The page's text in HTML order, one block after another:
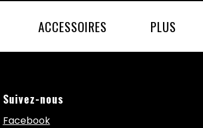
ACCESSOIRES PLUS
Suivez-nous
Facebook